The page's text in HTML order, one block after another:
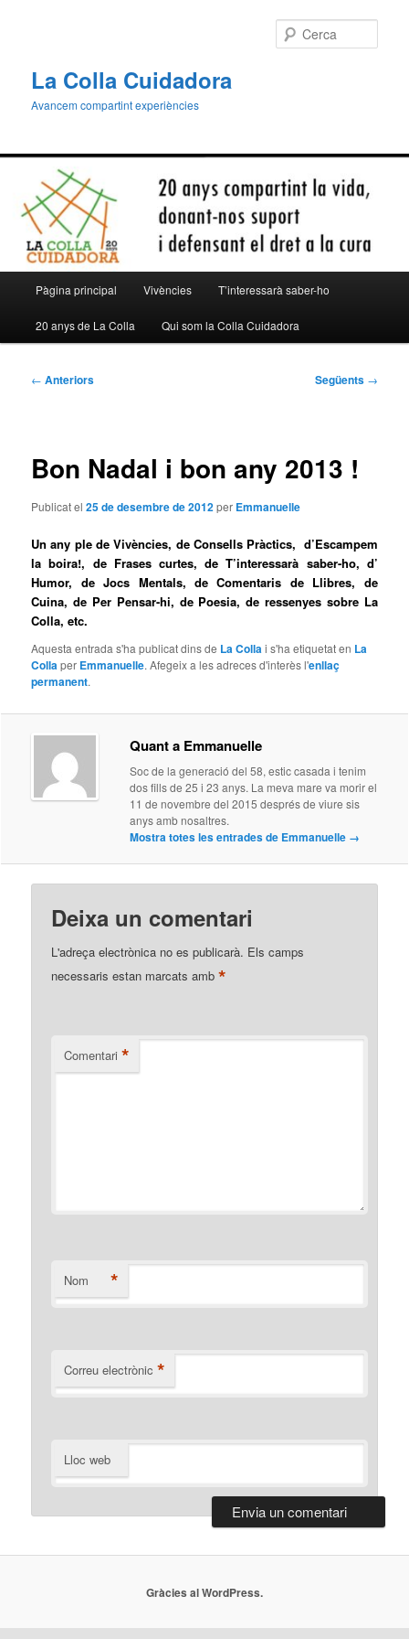
La Colla Cuidadora
Avancem compartint experiències
principal
Pàgina principal Vivències T’interessarà saber-ho
20 anys de La Colla Qui som la Colla Cuidadora
Navegació
← Anteriors Següents →
Bon Nadal i bon any 2013 !
Publicat el25 de desembre de 2012per Emmanuelle
Un any ple de Vivències, de Consells Pràctics, d’Escampem
la boira!, de Frases curtes, de T’interessarà saber-ho, d’
Humor, de Jocs Mentals, de Comentaris de Llibres, de
Cuina, de Per Pensar-hi, de Poesia, de ressenyes sobre La
Colla, etc.
Aquesta entrada s'ha publicat dins de La Colla i s'ha etiquetat en La
Colla per Emmanuelle. Afegeix a les adreces d'interès l'enllaç
permanent.
Quant a Emmanuelle
Soc de la generació del 58, estic casada i tenim
dos fills de 25 i 23 anys. La meva mare va morir el
11 de novembre del 2015 després de viure sis
anys amb nosaltres.
Mostra totes les entrades de Emmanuelle →
Deixa un comentari
L'adreça electrònica no es publicarà. Els camps
necessaris estan marcats amb*
Comentari *
Nom *
Correu electrònic *
Lloc web
Gràcies al WordPress.